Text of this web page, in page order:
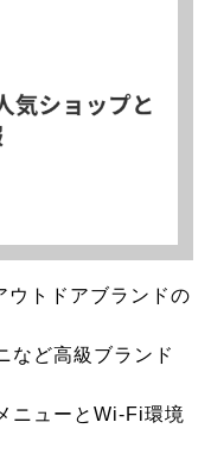
ウトドアブランドの
など高級ブランド
ニューとWi-Fi環境